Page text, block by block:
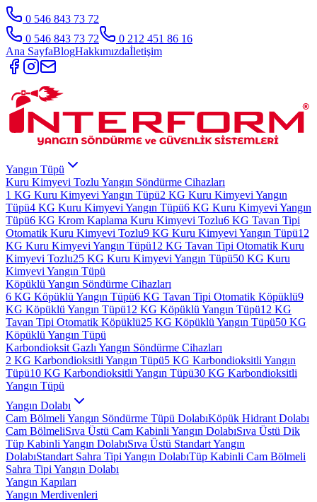
0 546 843 73 72
0 546 843 73 72
0 212 451 86 16
Ana SayfaBlogHakkımızdaİletişim
Yangın Tüpü
Kuru Kimyevi Tozlu Yangın Söndürme Cihazları
1 KG Kuru Kimyevi Yangın Tüpü2 KG Kuru Kimyevi Yangın
Tüpü4 KG Kuru Kimyevi Yangın Tüpü6 KG Kuru Kimyevi Yangın
Tüpü6 KG Krom Kaplama Kuru Kimyevi Tozlu6 KG Tavan Tipi
Otomatik Kuru Kimyevi Tozlu9 KG Kuru Kimyevi Yangın Tüpü12
KG Kuru Kimyevi Yangın Tüpü12 KG Tavan Tipi Otomatik Kuru
Kimyevi Tozlu25 KG Kuru Kimyevi Yangın Tüpü50 KG Kuru
Kimyevi Yangın Tüpü
Köpüklü Yangın Söndürme Cihazları
6 KG Köpüklü Yangın Tüpü6 KG Tavan Tipi Otomatik Köpüklü9
KG Köpüklü Yangın Tüpü12 KG Köpüklü Yangın Tüpü12 KG
Tavan Tipi Otomatik Köpüklü25 KG Köpüklü Yangın Tüpü50 KG
Köpüklü Yangın Tüpü
Karbondioksit Gazlı Yangın Söndürme Cihazları
2 KG Karbondioksitli Yangın Tüpü5 KG Karbondioksitli Yangın
Tüpü10 KG Karbondioksitli Yangın Tüpü30 KG Karbondioksitli
Yangın Tüpü
Yangın Dolabı
Cam Bölmeli Yangın Söndürme Tüpü DolabıKöpük Hidrant Dolabı
Cam BölmeliSıva Üstü Cam Kabinli Yangın DolabıSıva Üstü Dik
Tüp Kabinli Yangın DolabıSıva Üstü Standart Yangın
DolabıStandart Sahra Tipi Yangın DolabıTüp Kabinli Cam Bölmeli
Sahra Tipi Yangın Dolabı
Yangın Kapıları
Yangın Merdivenleri